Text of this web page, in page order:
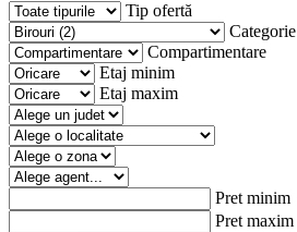
Tip ofertă
Categorie
Compartimentare
Etaj minim
Etaj maxim
Pret minim
Pret maxim